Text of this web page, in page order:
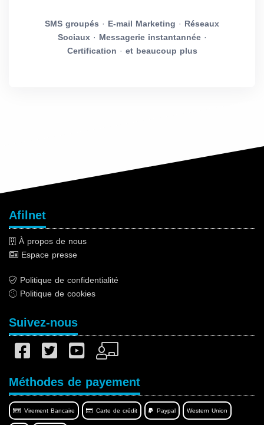
SMS groupés · E-mail Marketing · Réseaux
Sociaux· Messagerie instantannée·
Certification · et beaucoup plus
Afilnet
À propos de nous
Espace presse
Politique de confidentialité
Politique de cookies
Suivez-nous
Méthodes de payement
Virement Bancaire Carte de crédit Paypal Western Union